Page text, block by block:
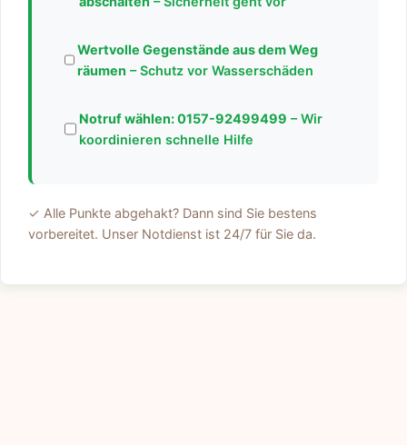
Wertvolle Gegenstände aus dem Weg
räumen – Schutz vor Wasserschäden
Notruf wählen:0157-92499499 – Wir
koordinieren schnelle Hilfe
✓ Alle Punkte abgehakt? Dann sind Sie bestens
vorbereitet. Unser Notdienst ist 24/7 für Sie da.